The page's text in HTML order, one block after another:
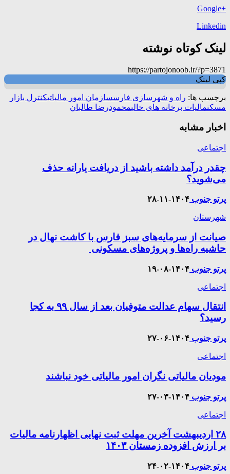
+Google
Linkedin
لینک کوتاه نوشته
https://partojonoob.ir/?p=3871
کپی لینک
برچسب ها: راه و شهرسازی فارسسازمان امور مالیاتیکنترل بازار
مسکنمالیات برخانه های خالیمحمودرضا طالبان
اخبار مشابه
اجتماعی
چقدر درآمد داشته باشید از دریافت یارانه حذف
می‌شوید؟
پرتو جنوب ۱۴۰۴-۱۱-۲۸
شهرستان
صیانت از سرمایه‌های سبز فارس با کاشت نهال در
حاشیه راه‌ها و پروژه‌های مسکونی
پرتو جنوب ۱۴۰۴-۰۸-۱۹
اجتماعی
انتقال سهام عدالت متوفیان بعد از سال ۹۹ به کجا
رسید؟
پرتو جنوب ۱۴۰۴-۰۶-۲۷
اجتماعی
مودیان مالیاتی نگران امور مالیاتی خود نباشند
پرتو جنوب ۱۴۰۴-۰۳-۲۷
اجتماعی
۲۸ اردیبهشت آخرین مهلت ثبت نهایی اظهارنامه مالیات
بر ارزش افزوده زمستان ۱۴۰۳
پرتو جنوب ۱۴۰۴-۰۲-۲۴